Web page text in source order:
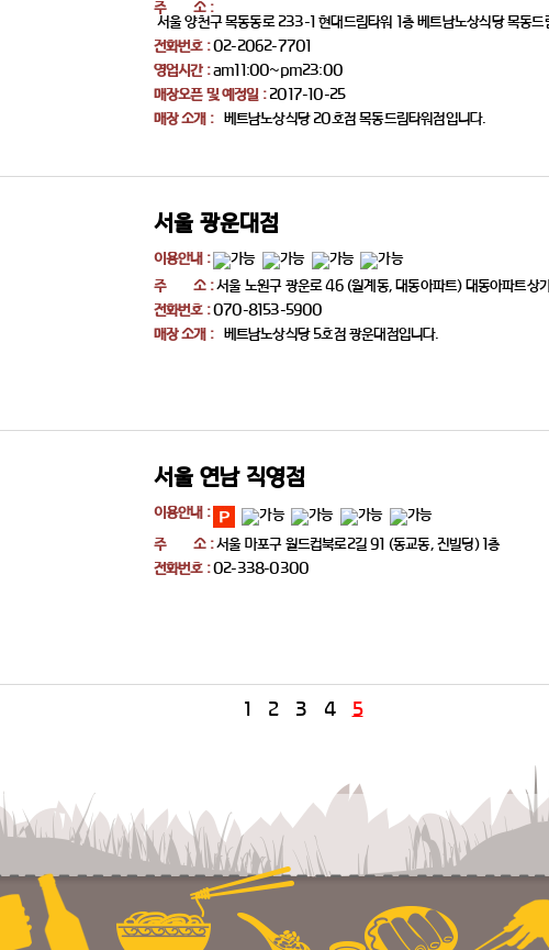
주 소 :
서울 양천구 목동동로 233-1 현대드림타워 1층 베트남노상식당 목동드
전화번호 :02-2062-7701
영업시간 :am11:00~pm23:00
매장오픈 및 예정일 :2017-10-25
매장 소개 :베트남노상식당 20호점 목동드림타워점입니다.
서울 광운대점
이용안내 :
주 소 :서울 노원구 광운로 46 (월계동, 대동아파트) 대동아파트상
전화번호 :070-8153-5900
매장 소개 :베트남노상식당 5호점 광운대점입니다.
서울 연남 직영점
이용안내 :
주 소 :서울 마포구 월드컵북로2길 91 (동교동, 진빌딩) 1층
전화번호 :02-338-0300
1 2 3 4 5